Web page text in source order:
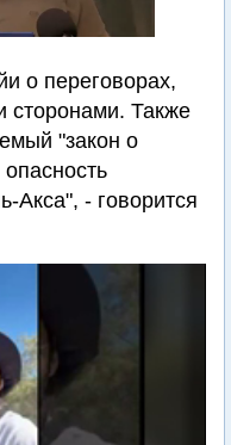
о переговорах,
сторонами. Также
"закон о
Акса", - говорится